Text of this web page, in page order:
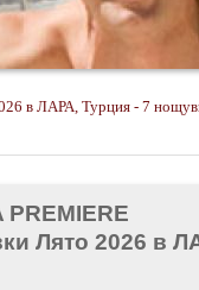
в ЛАРА, Турция - 7
PREMIERE
Лято 2026 в